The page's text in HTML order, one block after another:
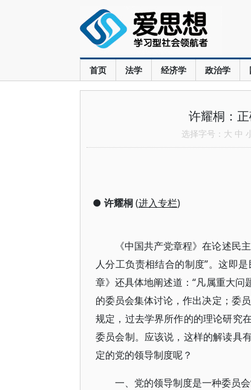
首页 法学 经济学 政治学
许耀桐：
选择字号： 大 中
● 许耀桐(进入专栏)
《中国共产党章程》在论述民
人分工负责相结合的制度”。这即
章》还具体地阐述道：“凡属重大
的委员会集体讨论，作出决定；委
规定，过去学界所作的的理论研究
委员会制。应该说，这样的解读具
定的党的领导制度呢？
一、党的领导制度是一种委员